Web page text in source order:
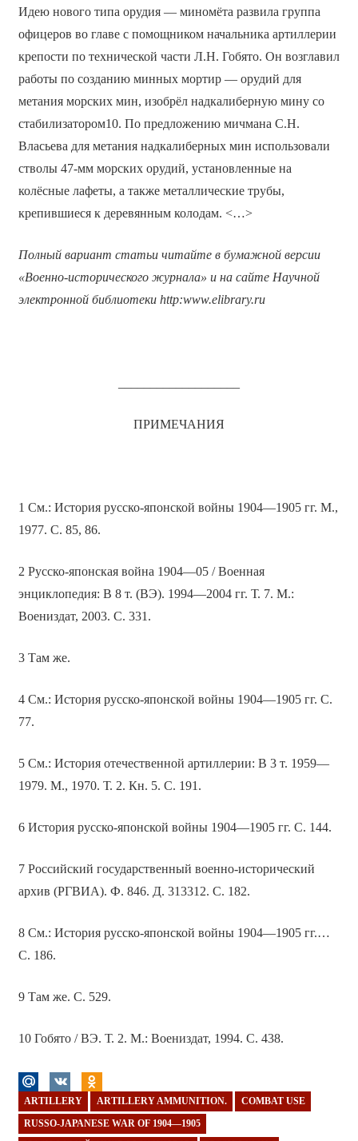
Идею нового типа орудия — миномёта развила группа
офицеров во главе с помощником начальника артиллерии
крепости по технической части Л.Н. Гобято. Он возглавил
работы по созданию минных мортир — орудий для
метания морских мин, изобрёл надкалиберную мину со
стабилизатором10. По предложению мичмана С.Н.
Власьева для метания надкалиберных мин использовали
стволы 47-мм морских орудий, установленные на
колёсные лафеты, а также металлические трубы,
крепившиеся к деревянным колодам. <…>
Полный вариант статьи читайте в бумажной версии
«Военно-исторического журнала» и на сайте Научной
электронной библиотеки http:www.elibrary.ru
ПРИМЕЧАНИЯ
1 См.: История русско-японской войны 1904—1905 гг. М.,
1977. С. 85, 86.
2 Русско-японская война 1904—05 / Военная
энциклопедия: В 8 т. (ВЭ). 1994—2004 гг. Т. 7. М.:
Воениздат, 2003. С. 331.
3 Там же.
4 См.: История русско-японской войны 1904—1905 гг. С.
77.
5 См.: История отечественной артиллерии: В 3 т. 1959—
1979. М., 1970. Т. 2. Кн. 5. С. 191.
6 История русско-японской войны 1904—1905 гг. С. 144.
7 Российский государственный военно-исторический
архив (РГВИА). Ф. 846. Д. 313312. С. 182.
8 См.: История русско-японской войны 1904—1905 гг.…
С. 186.
9 Там же. С. 529.
10 Гобято / ВЭ. Т. 2. М.: Воениздат, 1994. С. 438.
ARTILLERY ARTILLERY AMMUNITION. COMBAT USE
RUSSO-JAPANESE WAR OF 1904—1905